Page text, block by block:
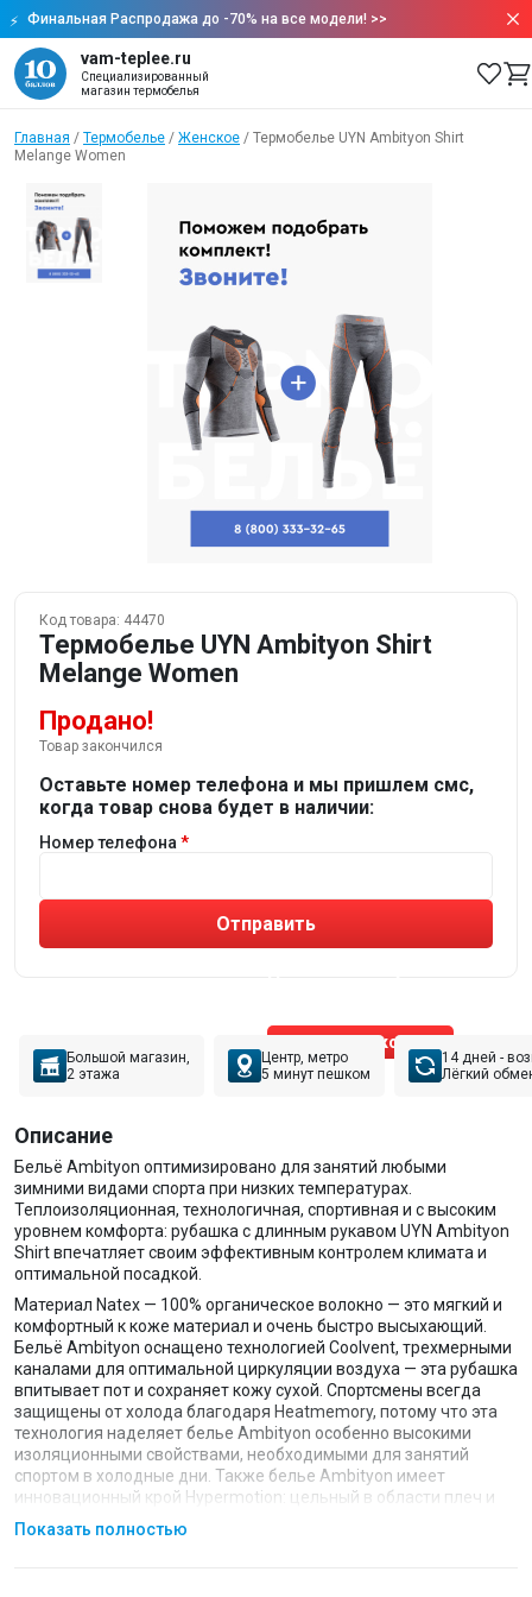
Финальная Распродажа до -70% на все модели! >>
vam-teplee.ru
Специализированный
магазин термобелья
Главная / Термобелье / Женское / Термобелье UYN Ambityon Shirt
Melange Women
Код товара: 44470
Термобелье UYN Ambityon Shirt
Melange Women
Продано!
Товар закончился
Оставьте номер телефона и мы пришлем смс,
когда товар снова будет в наличии:
Номер телефона
Отправить
Позвонить эксперту
Большой магазин,
2 этажа
Центр, метро
5 минут пешком
14 дней -
Лёгкий
Описание
Бельё Ambityon оптимизировано для занятий любыми
зимними видами спорта при низких температурах.
Теплоизоляционная, технологичная, спортивная и с высоким
уровнем комфорта: рубашка с длинным рукавом UYN Ambityon
Shirt впечатляет своим эффективным контролем климата и
оптимальной посадкой.
Материал Natex — 100% органическое волокно — это мягкий и
комфортный к коже материал и очень быстро высыхающий.
Бельё Ambityon оснащено технологией Coolvent, трехмерными
каналами для оптимальной циркуляции воздуха — эта рубашка
впитывает пот и сохраняет кожу сухой. Спортсмены всегда
защищены от холода благодаря Heatmemory, потому что эта
технология наделяет белье Ambityon особенно высокими
изоляционными свойствами, необходимыми для занятий
спортом в холодные дни. Также белье Ambityon имеет
инновационный крой Hypermotion: цельный в области плеч и
рук, он обеспечивает максимальную свободу движений.
Показать полностью